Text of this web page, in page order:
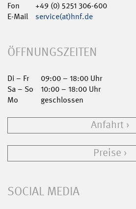
Fon
+49 (0) 5251 306-600
E-Mail
service(at)hnf.de
ÖFFNUNGSZEITEN
Di – Fr
09:00 – 18:00 Uhr
Sa – So
10:00 – 18:00 Uhr
Mo
geschlossen
Anfahrt
Preise
SOCIAL MEDIA